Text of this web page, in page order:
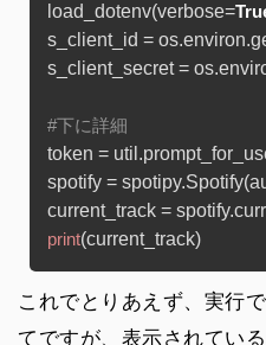
load_dotenv(verbose=
s_client_id =
s_client_secret =
#下に詳細
token =
spotify =
print
これでとりあえず、実行で
てですが、表示されてい